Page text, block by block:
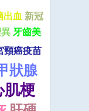
出血新冠
牙齒美
頸癌疫苗
狀腺
肌梗